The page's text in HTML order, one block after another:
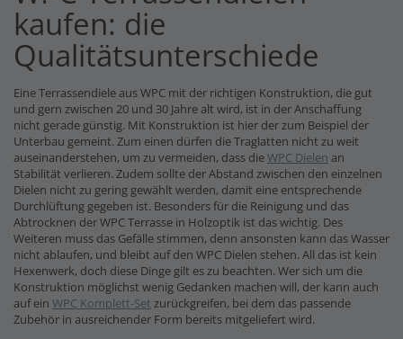
kaufen: die
Qualitätsunterschiede
Eine Terrassendiele aus WPC mit der richtigen Konstruktion, die gut
und gern zwischen 20 und 30 Jahre alt wird, ist in der Anschaffung
nicht gerade günstig. Mit Konstruktion ist hier der zum Beispiel der
Unterbau gemeint. Zum einen dürfen die Traglatten nicht zu weit
auseinanderstehen, um zu vermeiden, dass dieWPC Dielen an
Stabilität verlieren. Zudem sollte der Abstand zwischen den einzelnen
Dielen nicht zu gering gewählt werden, damit eine entsprechende
Durchlüftung gegeben ist. Besonders für die Reinigung und das
Abtrocknen der WPC Terrasse in Holzoptik ist das wichtig. Des
Weiteren muss das Gefälle stimmen, denn ansonsten kann das Wasser
nicht ablaufen, und bleibt auf den WPC Dielen stehen. All das ist kein
Hexenwerk, doch diese Dinge gilt es zu beachten. Wer sich um die
Konstruktion möglichst wenig Gedanken machen will, der kann auch
auf ein WPC Komplett-Set zurückgreifen, bei dem das passende
Zubehör in ausreichender Form bereits mitgeliefert wird.